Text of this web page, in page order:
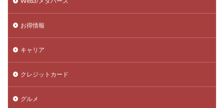
お得情報
キャリア
クレジットカード
グルメ